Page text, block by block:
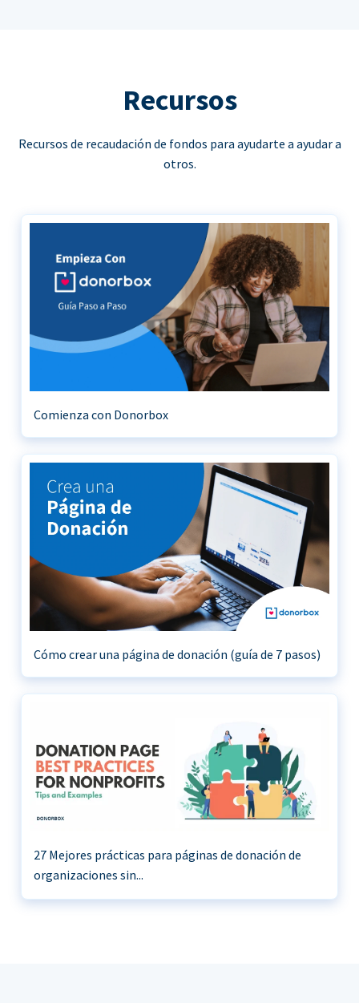
Recursos
Recursos de recaudación de fondos para ayudarte a ayudar a
otros.
Comienza con Donorbox
Cómo crear una página de donación (guía de 7 pasos)
27 Mejores prácticas para páginas de donación de
organizaciones sin...